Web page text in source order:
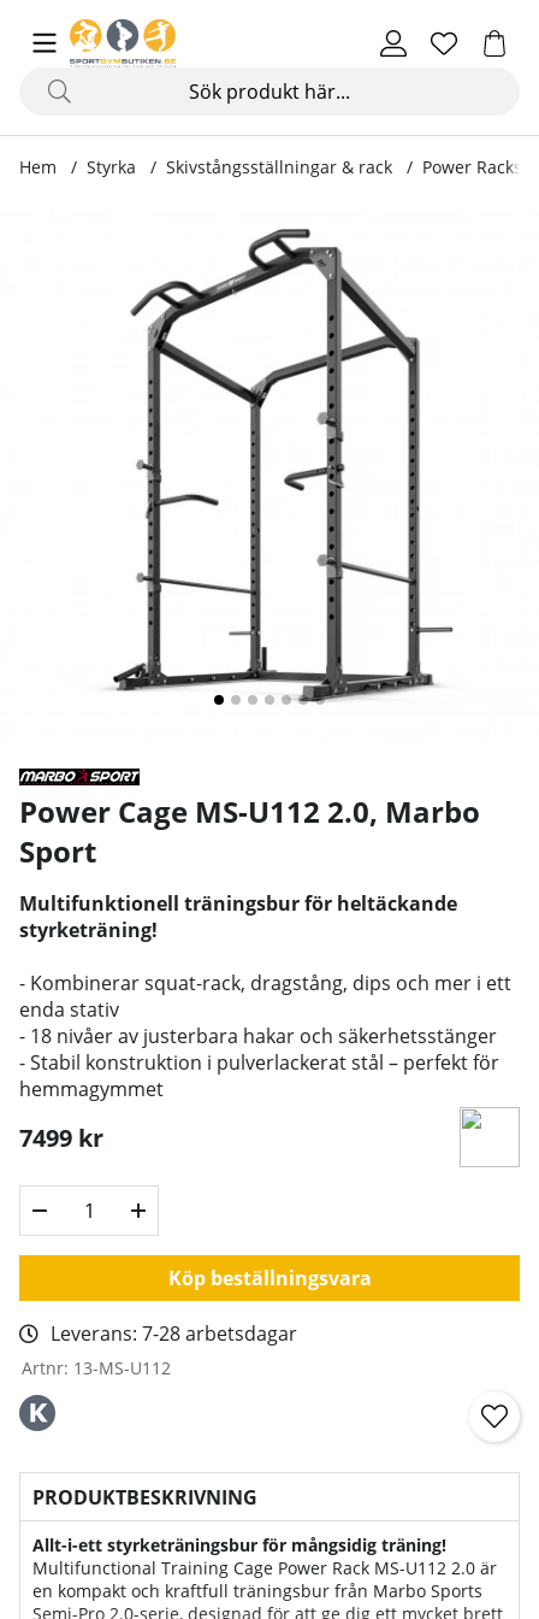
Hem Styrka Skivstångsställningar & rack Power Racks
Power Cage MS-U112 2.0, Marbo
Sport
Multifunktionell träningsbur för heltäckande
styrketräning!
- Kombinerar squat-rack, dragstång, dips och mer i ett
enda stativ
- 18 nivåer av justerbara hakar och säkerhetsstänger
- Stabil konstruktion i pulverlackerat stål – perfekt för
hemmagymmet
7499 kr
Köp beställningsvara
Leverans: 7-28 arbetsdagar
Artnr: 13-MS-U112
PRODUKTBESKRIVNING
Allt-i-ett styrketräningsbur för mångsidig träning!
Multifunctional Training Cage Power Rack MS-U112 2.0 är
en kompakt och kraftfull träningsbur från Marbo Sports
Semi-Pro 2.0-serie, designad för att ge dig ett mycket brett